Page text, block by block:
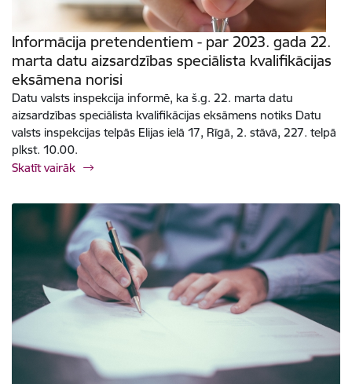
Informācija pretendentiem - par 2023. gada 22.
marta datu aizsardzības speciālista kvalifikācijas
eksāmena norisi
Datu valsts inspekcija informē, ka š.g. 22. marta datu
aizsardzības speciālista kvalifikācijas eksāmens notiks Datu
valsts inspekcijas telpās Elijas ielā 17, Rīgā, 2. stāvā, 227. telpā
plkst. 10.00.
Skatīt vairāk